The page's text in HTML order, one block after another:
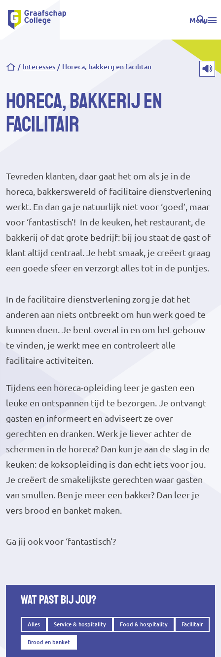
Menu
Kruimelpad
Interesses Horeca, bakkerij en facilitair
Horeca, bakkerij en
facilitair
Tevreden klanten, daar gaat het om als je in de
horeca, bakkerswereld of facilitaire dienstverlening
werkt. En dan ga je natuurlijk niet voor ‘goed’, maar
voor ‘fantastisch’! In de keuken, het restaurant, de
bakkerij of dat grote bedrijf: bij jou staat de gast of
klant altijd centraal. Je hebt smaak, je creëert graag
een goede sfeer en verzorgt alles tot in de puntjes.
In de facilitaire dienstverlening zorg je dat het
anderen aan niets ontbreekt om hun werk goed te
kunnen doen. Je bent overal in en om het gebouw
te vinden, je werkt mee en controleert alle
facilitaire activiteiten.
Tijdens een horeca-opleiding leer je gasten een
leuke en ontspannen tijd te bezorgen. Je ontvangt
gasten en informeert en adviseert ze over
gerechten en dranken. Werk je liever achter de
schermen in de horeca? Dan kun je aan de slag in de
keuken: de koksopleiding is dan echt iets voor jou.
Je creëert de smakelijkste gerechten waar gasten
van smullen. Ben je meer een bakker? Dan leer je
vers brood en banket maken.
Ga jij ook voor ‘fantastisch’?
Wat past bij jou?
Alles Service & hospitality Food & hospitality Facilitair
Brood en banket